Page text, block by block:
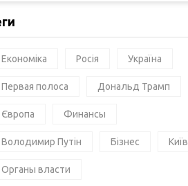
Економіка Росія Україна
Первая полоса Дональд Трамп
Європа Финансы
Володимир Путін Бізнес Київ
Органы власти